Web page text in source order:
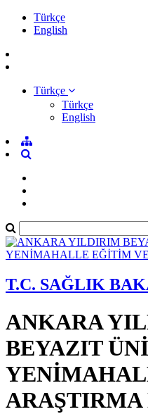
Türkçe
English
Türkçe
Türkçe
English
T.C. SAĞLIK
ANKARA
BEYAZIT
ARAŞTIRMA